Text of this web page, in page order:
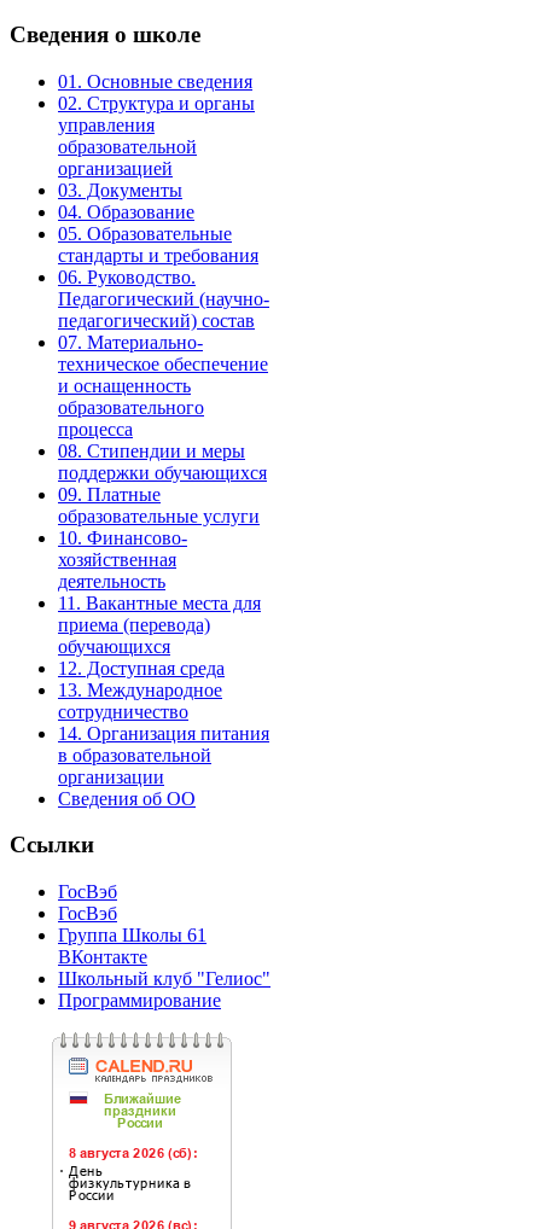
Сведения о школе
01. Основные сведения
02. Структура и органы
управления
образовательной
организацией
03. Документы
04. Образование
05. Образовательные
стандарты и требования
06. Руководство.
Педагогический (научно-
педагогический) состав
07. Материально-
техническое обеспечение
и оснащенность
образовательного
процесса
08. Стипендии и меры
поддержки обучающихся
09. Платные
образовательные услуги
10. Финансово-
хозяйственная
деятельность
11. Вакантные места для
приема (перевода)
обучающихся
12. Доступная среда
13. Международное
сотрудничество
14. Организация питания
в образовательной
организации
Сведения об ОО
Ссылки
ГосВэб
ГосВэб
Группа Школы 61
ВКонтакте
Школьный клуб "Гелиос"
Программирование